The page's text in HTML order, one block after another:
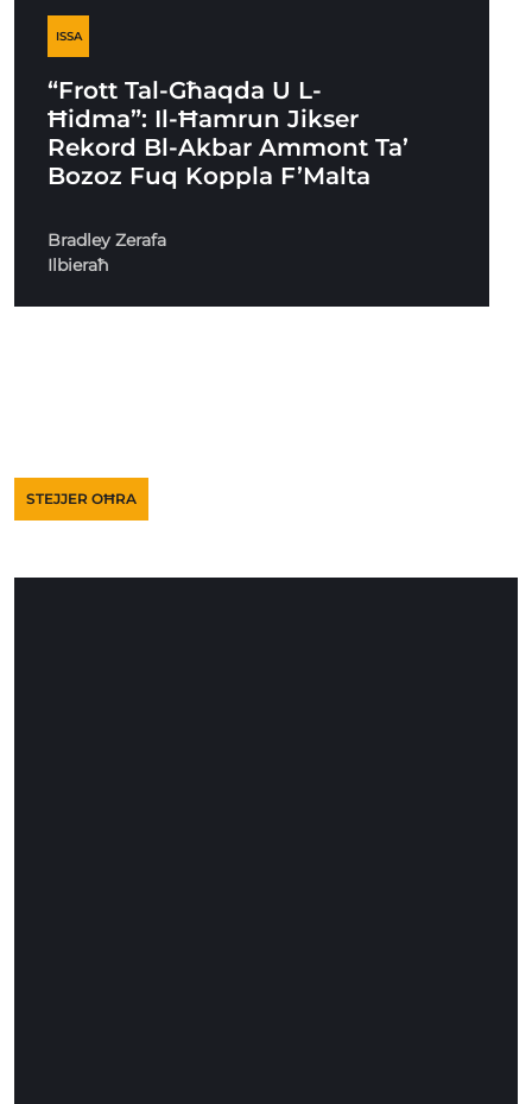
ISSA
“Frott Tal-Għaqda U L-
Ħidma”: Il-Ħamrun Jikser
Rekord Bl-Akbar Ammont Ta’
Bozoz Fuq Koppla F’Malta
Bradley Zerafa
Ilbieraħ
STEJJER OĦRA